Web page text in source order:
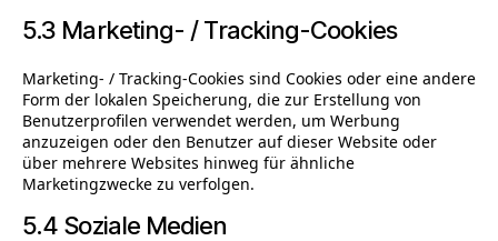
5.3 Marketing- / Tracking-Cookies
Marketing- / Tracking-Cookies sind Cookies oder eine andere
Form der lokalen Speicherung, die zur Erstellung von
Benutzerprofilen verwendet werden, um Werbung
anzuzeigen oder den Benutzer auf dieser Website oder
über mehrere Websites hinweg für ähnliche
Marketingzwecke zu verfolgen.
5.4 Soziale Medien